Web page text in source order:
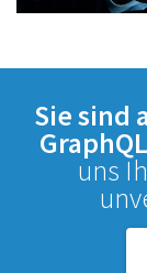
Sie sind
uns